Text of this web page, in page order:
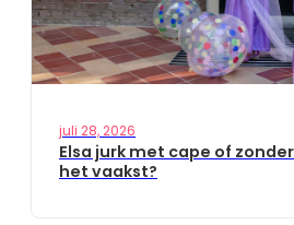
juli 28, 2026
Elsa jurk met cape of
het vaakst?